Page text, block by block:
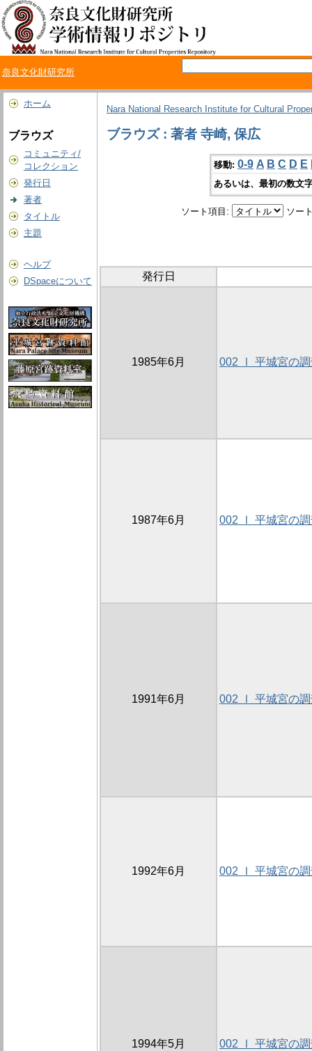
奈良文化財研究所
ホーム
ブラウズ
コミュニティ/
コレクション
発行日
著者
タイトル
主題
ヘルプ
DSpaceについて
Nara National Research Institute for Cultural
ブラウズ : 著者 寺崎, 保広
移動: 0-9 A B C D E
あるいは、最初の数文
ソート項目: ソー
発行日
1985年6月 002 Ⅰ 平城宮の
1987年6月 002 Ⅰ 平城宮の
1991年6月 002 Ⅰ 平城宮の
1992年6月 002 Ⅰ 平城宮の
1994年5月 002 Ⅰ 平城宮の